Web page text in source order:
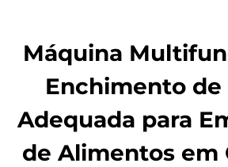
Máquina
Enchimento de
Adequada para
de Alimentos em